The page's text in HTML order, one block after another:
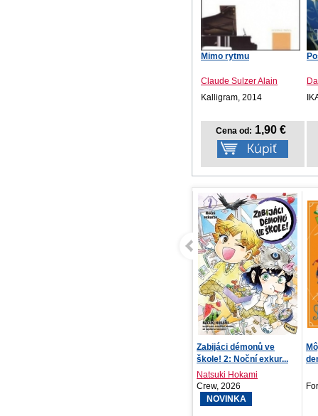
Mimo rytmu
Claude Sulzer Alain
Kalligram, 2014
Cena od: 1,90 €
Môj futbalový tréningový
denník
Fortuna Libri, 2026